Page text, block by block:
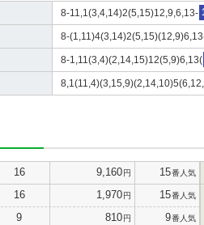
8-11,1(3,4,14)2(5,15)12,9,6,13-
8-
8-1,11(3,4)(2,14,15)12(5,9)6,13(
16 9,160円 15番人気
16 1,970円 15番人気
9 810円 9番人気